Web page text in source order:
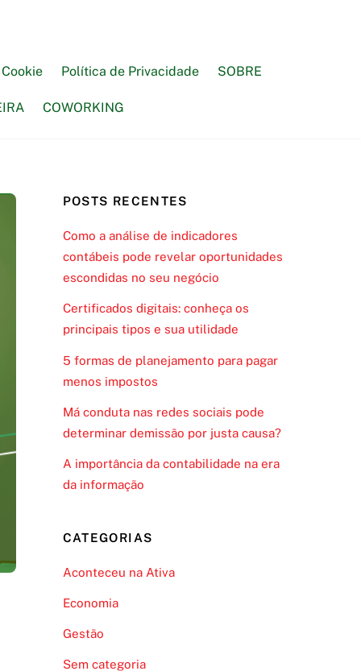
Política de Privacidade SOBRE
COWORKING
POSTS RECENTES
Como a análise de indicadores
contábeis pode revelar oportunidades
escondidas no seu negócio
Certificados digitais: conheça os
principais tipos e sua utilidade
5 formas de planejamento para pagar
menos impostos
Má conduta nas redes sociais pode
determinar demissão por justa causa?
A importância da contabilidade na era
da informação
CATEGORIAS
Aconteceu na Ativa
Economia
Gestão
Sem categoria